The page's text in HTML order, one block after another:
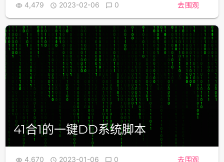
 4,479  2023-02-06  0 去围观
41合1的一键DD系统脚本
 4,670  2023-01-06  0 去围观